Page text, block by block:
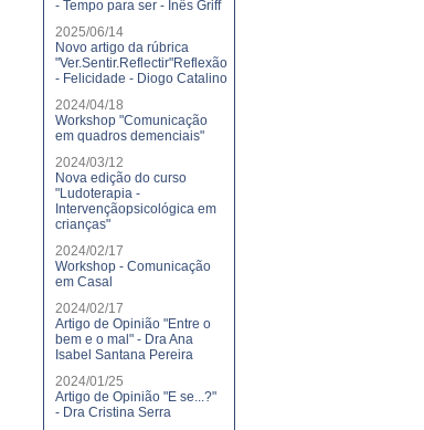
- Tempo para ser - Inês Griff
2025/06/14
Novo artigo da rúbrica
"Ver.Sentir.Reflectir"Reflexão
- Felicidade - Diogo Catalino
2024/04/18
Workshop "Comunicação
em quadros demenciais"
2024/03/12
Nova edição do curso
"Ludoterapia -
Intervençãopsicológica em
crianças"
2024/02/17
Workshop - Comunicação
em Casal
2024/02/17
Artigo de Opinião "Entre o
bem e o mal" - Dra Ana
Isabel Santana Pereira
2024/01/25
Artigo de Opinião "E se...?"
- Dra Cristina Serra